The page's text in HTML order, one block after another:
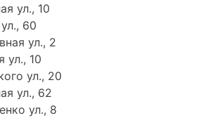
ул., 10
60
ул., 2
ул., 10
ул., 20
ул., 62
ул., 8